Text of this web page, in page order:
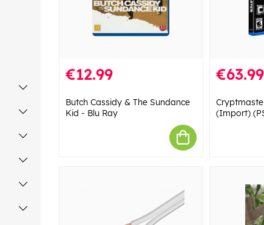
€12.99
Butch Cassidy & The Sundance
Kid - Blu Ray
€63.99
(Import)